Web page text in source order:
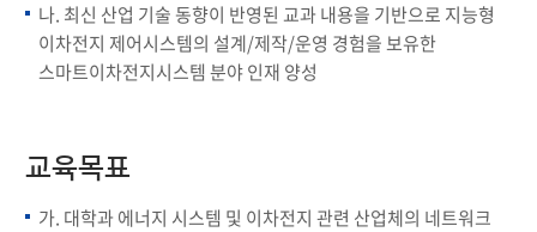
나. 최신 산업 기술 동향이 반영된 교과 내용을 기반으로 지능형
이차전지 제어시스템의 설계/제작/운영 경험을 보유한
스마트이차전지시스템 분야 인재 양성
교육목표
가. 대학과 에너지 시스템 및 이차전지 관련 산업체의 네트워크